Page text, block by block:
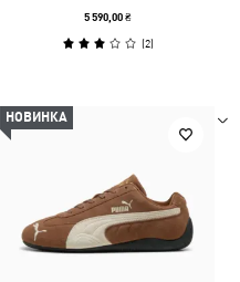
5 590,00 ₴
(2)
НОВИНКА